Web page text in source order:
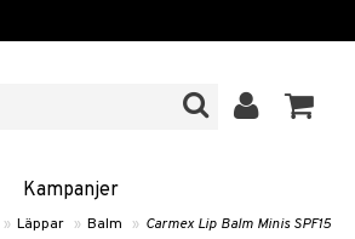
Kampanjer
» Läppar » Balm » Carmex Lip Balm Minis SPF15